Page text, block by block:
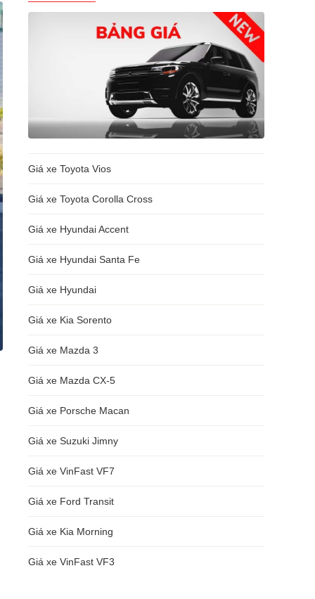
Giá xe Toyota Vios
Giá xe Toyota Corolla Cross
Giá xe Hyundai Accent
Giá xe Hyundai Santa Fe
Giá xe Hyundai
Giá xe Kia Sorento
Giá xe Mazda 3
Giá xe Mazda CX-5
Giá xe Porsche Macan
Giá xe Suzuki Jimny
Giá xe VinFast VF7
Giá xe Ford Transit
Giá xe Kia Morning
Giá xe VinFast VF3